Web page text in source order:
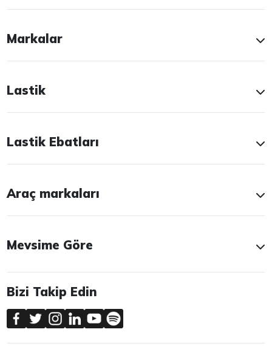
Markalar
Lastik
Lastik Ebatları
Araç markaları
Mevsime Göre
Bizi Takip Edin